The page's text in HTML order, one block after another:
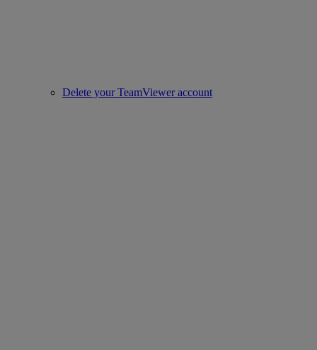
Delete your TeamViewer account